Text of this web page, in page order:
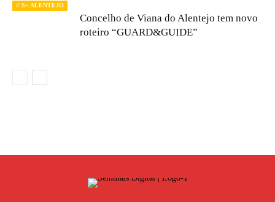
// S+ ALENTEJO
Concelho de Viana do Alentejo tem novo
roteiro “GUARD&GUIDE”